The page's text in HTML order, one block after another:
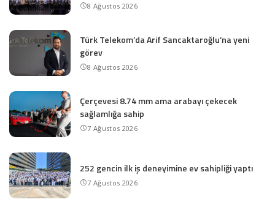
8 Ağustos 2026
Türk Telekom’da Arif Sancaktaroğlu’na yeni
görev
8 Ağustos 2026
Çerçevesi 8.74 mm ama arabayı çekecek
sağlamlığa sahip
7 Ağustos 2026
252 gencin ilk iş deneyimine ev sahipliği yaptı
7 Ağustos 2026